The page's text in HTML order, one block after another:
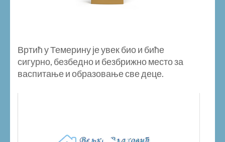
Вртић у Темерину је увек био и биће
сигурно, безбедно и безбрижно место за
васпитање и образовање све деце.